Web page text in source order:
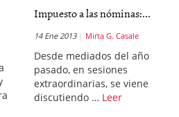
Impuesto a las nóminas:...
14 Ene 2013 Mirta G. Casale
Desde mediados del año
pasado, en sesiones
extraordinarias, se viene
discutiendo … Leer